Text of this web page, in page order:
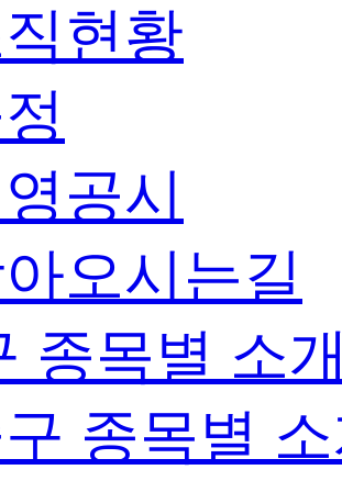
현황
공시
오시는길
종목별 소
종목별